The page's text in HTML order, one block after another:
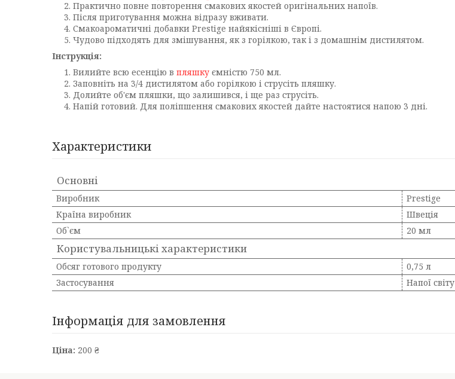
Практично повне повторення смакових якостей оригінальних напоїв.
Після приготування можна відразу вживати.
Смакоароматичні добавки Prestige найякісніші в Європі.
Чудово підходять для змішування, як з горілкою, так і з домашнім дистилятом.
Інструкція:
Вилийте всю есенцію в пляшку ємністю 750 мл.
Заповніть на 3/4 дистилятом або горілкою і струсіть пляшку.
Долийте об'єм пляшки, що залишився, і ще раз струсіть.
Напій готовий. Для поліпшення смакових якостей дайте настоятися напою 3 дні.
Характеристики
Основні
Виробник
Prestige
Країна виробник
Швеція
Об`єм
20 мл
Користувальницькі характеристики
Обсяг готового продукту
0,75 л
Застосування
Напої світу
Інформація для замовлення
Ціна: 200 ₴